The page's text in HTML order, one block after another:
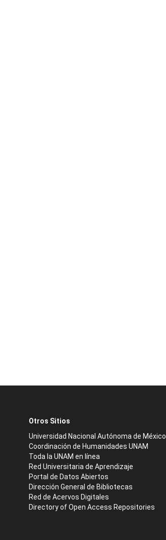
Otros Sitios
Universidad Nacional Autónoma de México
Coordinación de Humanidades UNAM
Toda la UNAM en línea
Red Universitaria de Aprendizaje
Portal de Datos Abiertos
Dirección General de Bibliotecas
Red de Acervos Digitales
Directory of Open Access Repositories